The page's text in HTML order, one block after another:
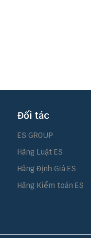
Đối tác
ES GROUP
Hãng Luật ES
Hãng Định Giá ES
Hãng Kiểm toán ES